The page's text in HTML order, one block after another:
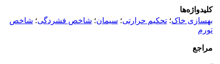
کلیدواژه‌ها
بهسازی خاک؛ تحکیم حرارتی؛ سیمان؛ شاخص فشردگی؛ شاخص
تورم
مراجع